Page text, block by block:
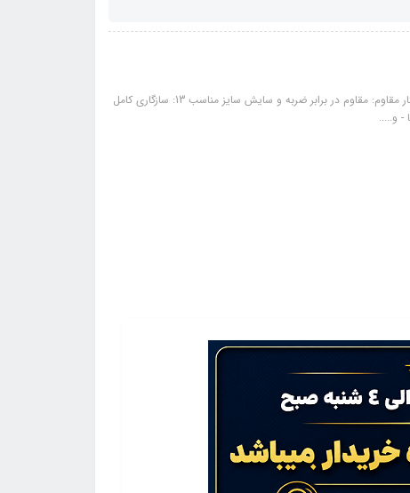
مشخصات: طراحی اسپرت و مدرن: ظاهر جذاب و متفاوت برای خودرو... ساختار مقاوم: مقاوم در برابر ضربه و سایش سایز مناسب 13: سازگاری کامل